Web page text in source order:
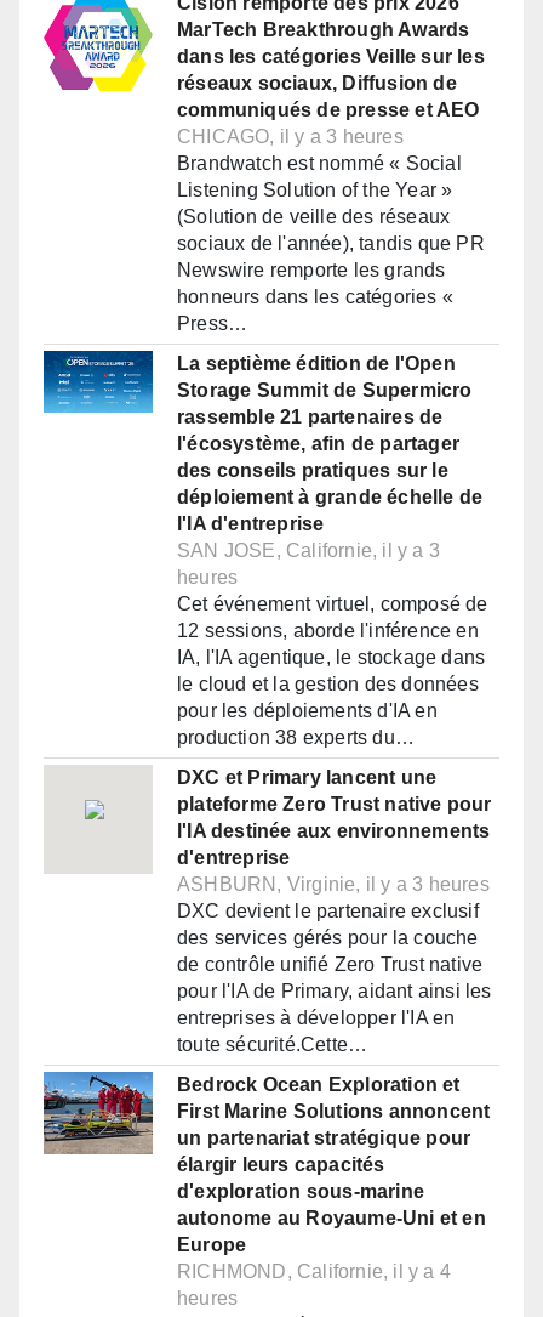
MarTech Breakthrough Awards
dans les catégories Veille sur les
réseaux sociaux, Diffusion de
communiqués de presse et AEO
CHICAGO, il y a 3 heures
Brandwatch est nommé « Social
Listening Solution of the Year »
(Solution de veille des réseaux
sociaux de l'année), tandis que PR
Newswire remporte les grands
honneurs dans les catégories «
Press…
La septième édition de l'Open
Storage Summit de Supermicro
rassemble 21 partenaires de
l'écosystème, afin de partager
des conseils pratiques sur le
déploiement à grande échelle de
l'IA d'entreprise
SAN JOSE, Californie, il y a 3
heures
Cet événement virtuel, composé de
12 sessions, aborde l'inférence en
IA, l'IA agentique, le stockage dans
le cloud et la gestion des données
pour les déploiements d'IA en
production 38 experts du…
DXC et Primary lancent une
plateforme Zero Trust native pour
l'IA destinée aux environnements
d'entreprise
ASHBURN, Virginie, il y a 3 heures
DXC devient le partenaire exclusif
des services gérés pour la couche
de contrôle unifié Zero Trust native
pour l'IA de Primary, aidant ainsi les
entreprises à développer l'IA en
toute sécurité.Cette…
Bedrock Ocean Exploration et
First Marine Solutions annoncent
un partenariat stratégique pour
élargir leurs capacités
d'exploration sous-marine
autonome au Royaume-Uni et en
Europe
RICHMOND, Californie, il y a 4
heures